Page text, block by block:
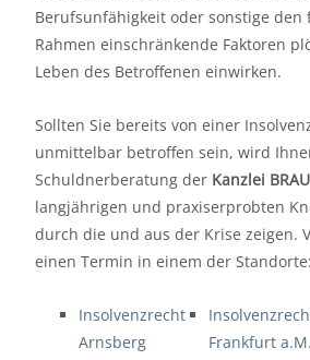
Berufsunfähigkeit oder sonstige den
Rahmen einschränkende Faktoren
Leben des Betroffenen einwirken.
Sollten Sie bereits von einer
unmittelbar betroffen sein, wird
Schuldnerberatung der Kanzlei
langjährigen und praxiserprobten
durch die und aus der Krise zeigen.
einen Termin in einem der Standorte:
Insolvenzrecht
Arnsberg
Frankfurt a.M.